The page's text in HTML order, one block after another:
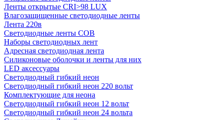
Ленты открытые CRI>98 LUX
Влагозащищенные светодиодные ленты
Лента 220в
Светодиодные ленты COB
Наборы светодиодных лент
Адресная светодиодная лента
Силиконовые оболочки и ленты для них
LED аксессуары
Светодиодный гибкий неон
Светодиодный гибкий неон 220 вольт
Комплектующие для неона
Светодиодный гибкий неон 12 вольт
Светодиодный гибкий неон 24 вольта